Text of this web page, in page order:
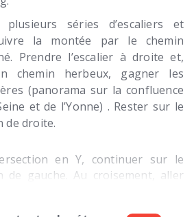
plusieurs séries d’escaliers et
la montée par le chemin
Prendre l’escalier à droite et,
chemin herbeux, gagner les
(panorama sur la confluence
et de l’Yonne) . Rester sur le
de droite.
en Y, continuer sur le
de gauche. Au croisement, aller